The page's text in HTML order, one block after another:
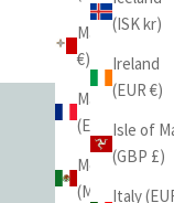
Malta (EUR
€)
Mayotte
(EUR €)
Mexico
(MXN $)
(ISK kr)
Ireland
(EUR €)
Isle of
(GBP £)
Italy